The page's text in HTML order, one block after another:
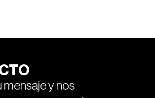
mensaje y nos